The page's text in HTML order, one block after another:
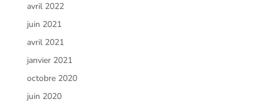
avril 2022
juin 2021
avril 2021
janvier 2021
octobre 2020
juin 2020